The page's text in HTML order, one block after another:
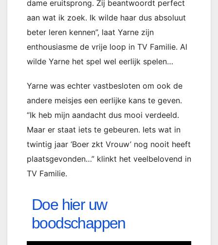
dame eruitsprong. Zij beantwoordt perfect
aan wat ik zoek. Ik wilde haar dus absoluut
beter leren kennen”, laat Yarne zijn
enthousiasme de vrije loop in TV Familie. Al
wilde Yarne het spel wel eerlijk spelen…
Yarne was echter vastbesloten om ook de
andere meisjes een eerlijke kans te geven.
“Ik heb mijn aandacht dus mooi verdeeld.
Maar er staat iets te gebeuren. Iets wat in
twintig jaar ‘Boer zkt Vrouw’ nog nooit heeft
plaatsgevonden…” klinkt het veelbelovend in
TV Familie.
Doe hier uw
boodschappen